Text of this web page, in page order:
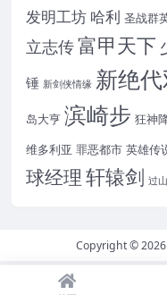
发明工坊 哈利 圣战群
立志传富甲天下
锤 新剑侠情缘 新绝
岛大亨 滨崎步 狂神
维多利亚 罪恶都市 英雄传
球经理 轩辕剑 过
Copyright © 2026